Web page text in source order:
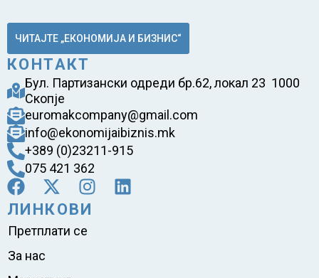
ЧИТАЈТЕ „ЕКОНОМИЈА И БИЗНИС“
КОНТАКТ
Бул. Партизански одреди бр.62, локал 23 1000
Скопје
euromakcompany@gmail.com
info@ekonomijaibiznis.mk
+389 (0)23211-915
075 421 362
ЛИНКОВИ
Претплати се
За нас